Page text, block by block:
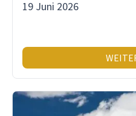
19 Juni 2026